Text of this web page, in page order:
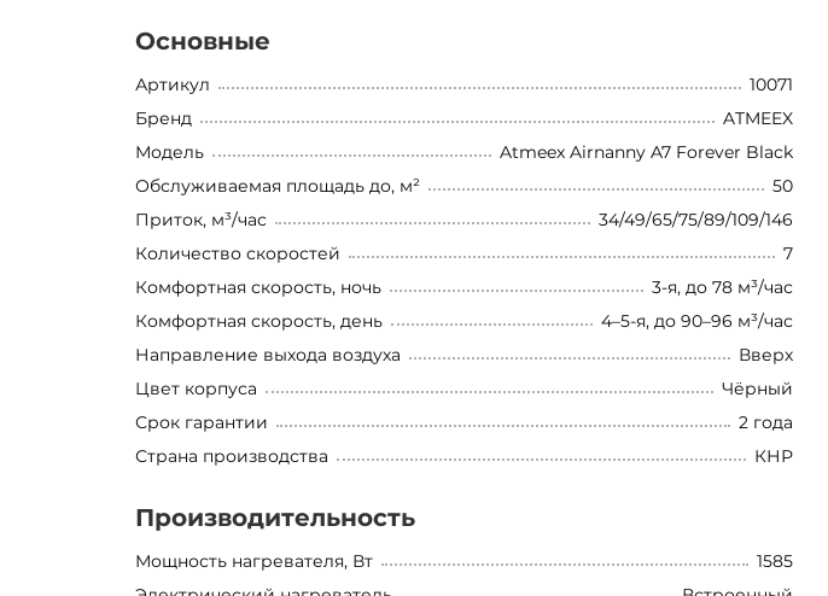
Основные
Артикул
10071
Бренд
ATMEEX
Модель
Atmeex Airnanny A7 Forever Black
Обслуживаемая площадь до, м²
50
Приток, м³/час
34/49/65/75/89/109/146
Количество скоростей
7
Комфортная скорость, ночь
3-я, до 78 м³/час
Комфортная скорость, день
4–5-я, до 90–96 м³/час
Направление выхода воздуха
Вверх
Цвет корпуса
Чёрный
Срок гарантии
2 года
Страна производства
КНР
Производительность
Мощность нагревателя, Вт
1585